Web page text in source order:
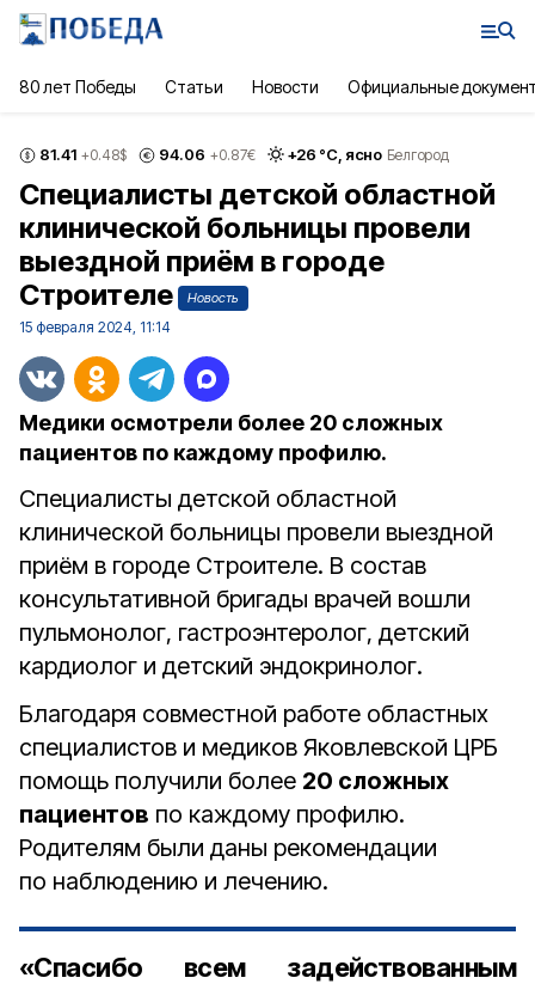
80 лет Победы Статьи Новости Официальные
81.41 +0.48$ 94.06 +0.87€ +26 °С, ясно Белгород
Специалисты детской областной
клинической больницы провели
выездной приём в городе
Строителе
Новость
15 февраля 2024, 11:14
Медики осмотрели более 20 сложных
пациентов по каждому профилю.
Специалисты детской областной
клинической больницы провели выездной
приём в городе Строителе. В состав
консультативной бригады врачей вошли
пульмонолог, гастроэнтеролог, детский
кардиолог и детский эндокринолог.
Благодаря совместной работе областных
специалистов и медиков Яковлевской ЦРБ
помощь получили более 20 сложных
пациентов по каждому профилю.
Родителям были даны рекомендации
по наблюдению и лечению.
«Спасибо всем задействованным